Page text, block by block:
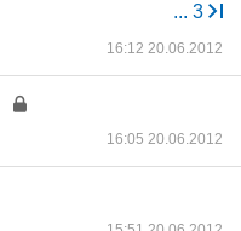
... 3
16:12 20.06.2012
16:05 20.06.2012